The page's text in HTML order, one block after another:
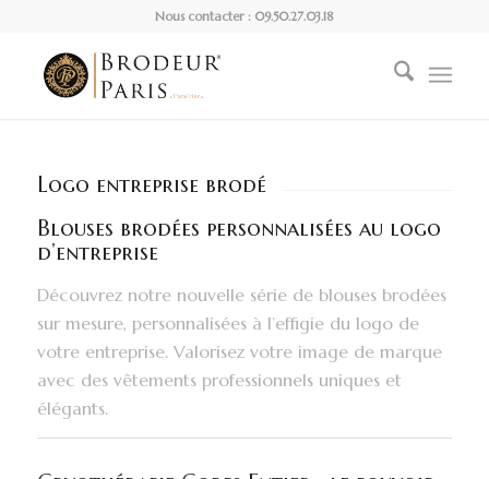
Nous contacter : 09.50.27.03.18
Logo entreprise brodé
Blouses brodées personnalisées au logo
d’entreprise
Découvrez notre nouvelle série de blouses brodées
sur mesure, personnalisées à l’effigie du logo de
votre entreprise. Valorisez votre image de marque
avec des vêtements professionnels uniques et
élégants.